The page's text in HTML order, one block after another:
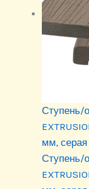
Ступень/
мм, серая
Ступень/